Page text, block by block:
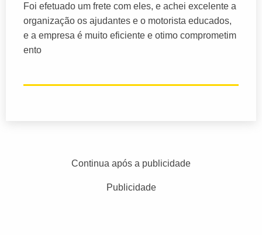
Foi efetuado um frete com eles, e achei excelente a
organização os ajudantes e o motorista educados,
e a empresa é muito eficiente e otimo comprometim
ento
Continua após a publicidade
Publicidade